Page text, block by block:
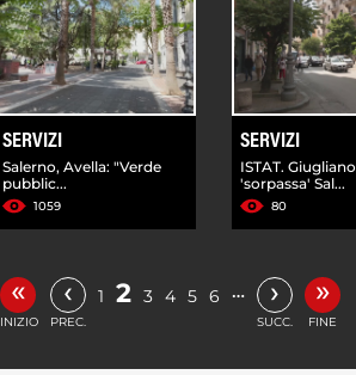
SERVIZI
Salerno, Avella: "Verde
pubblic...
1059
SERVIZI
ISTAT. Giugliano
'sorpassa' Sal...
80
«
INIZIO
‹
PREC.
1 2 3 4 5 6 … ›
SUCC.
»
FINE